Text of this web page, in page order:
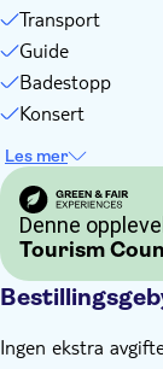
Transport
Guide
Badestopp
Konsert
Les mer
Denne
Tourism
Ingen ekstra